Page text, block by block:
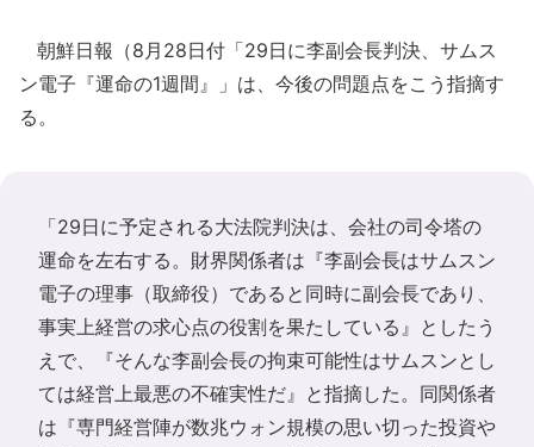
朝鮮日報（8月28日付「29日に李副会長判決、サムス
ン電子『運命の1週間』」は、今後の問題点をこう指摘す
る。
「29日に予定される大法院判決は、会社の司令塔の
運命を左右する。財界関係者は『李副会長はサムスン
電子の理事（取締役）であると同時に副会長であり、
事実上経営の求心点の役割を果たしている』としたう
えで、『そんな李副会長の拘束可能性はサムスンとし
ては経営上最悪の不確実性だ』と指摘した。同関係者
は『専門経営陣が数兆ウォン規模の思い切った投資や